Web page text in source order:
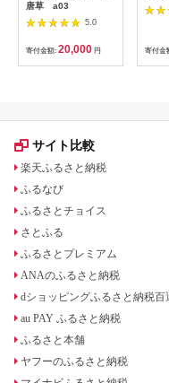
唐草 a03
5.0
寄付金額: 20,000 円 寄付金
サイト比較
楽天ふるさと納税
ふるなび
ふるさとチョイス
さとふる
ふるさとプレミアム
ANAのふるさと納税
dショッピングふるさと納税百
au PAY ふるさと納税
ふるさと本舗
ヤフーのふるさと納税